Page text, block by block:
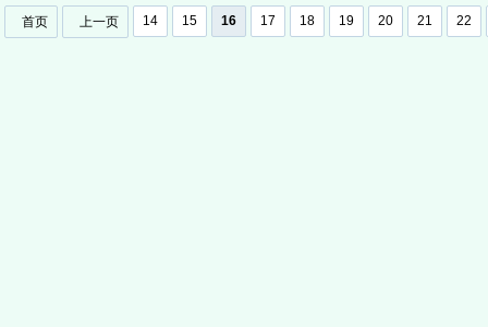
首页 上一页 14 15 16 17 18 19 20 21 22